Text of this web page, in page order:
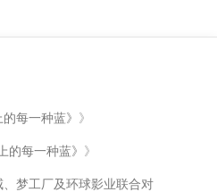
每一种蓝》 》
的每一种蓝》 》
梦工厂及环球影业联合对